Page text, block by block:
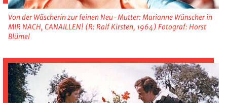
Von der Wäscherin zur feinen Neu-Mutter: Marianne Wünscher in
MIR NACH, CANAILLEN! (R: Ralf Kirsten, 1964) Fotograf: Horst
Blümel